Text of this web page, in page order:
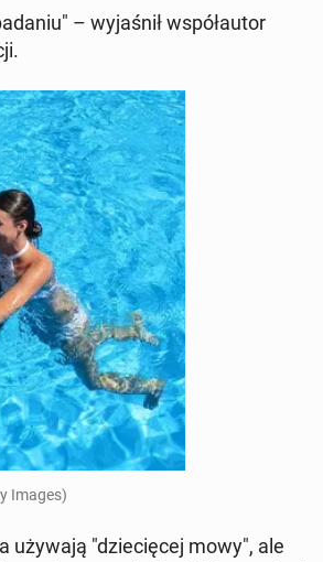
– wy­ja­śnił współ­au­tor
Images)
używają "dzie­cię­cej mowy", ale